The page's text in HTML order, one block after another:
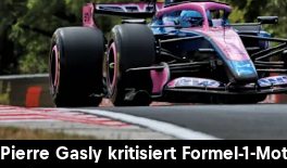
Pierre Gasly kritisiert Formel-1-